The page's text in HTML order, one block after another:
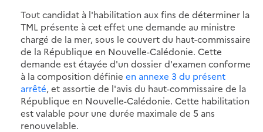
Tout candidat à l'habilitation aux fins de déterminer la
TML présente à cet effet une demande au ministre
chargé de la mer, sous le couvert du haut-commissaire
de la République en Nouvelle-Calédonie. Cette
demande est étayée d'un dossier d'examen conforme
à la composition définie en annexe 3 du présent
arrêté, et assortie de l'avis du haut-commissaire de la
République en Nouvelle-Calédonie. Cette habilitation
est valable pour une durée maximale de 5 ans
renouvelable.